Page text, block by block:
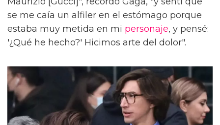
se me caía un alfiler en el estómago porque
estaba muy metida en mi personaje, y pensé:
'¿Qué he hecho?' Hicimos arte del dolor".